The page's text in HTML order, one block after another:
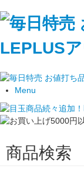
Menu
商品検索